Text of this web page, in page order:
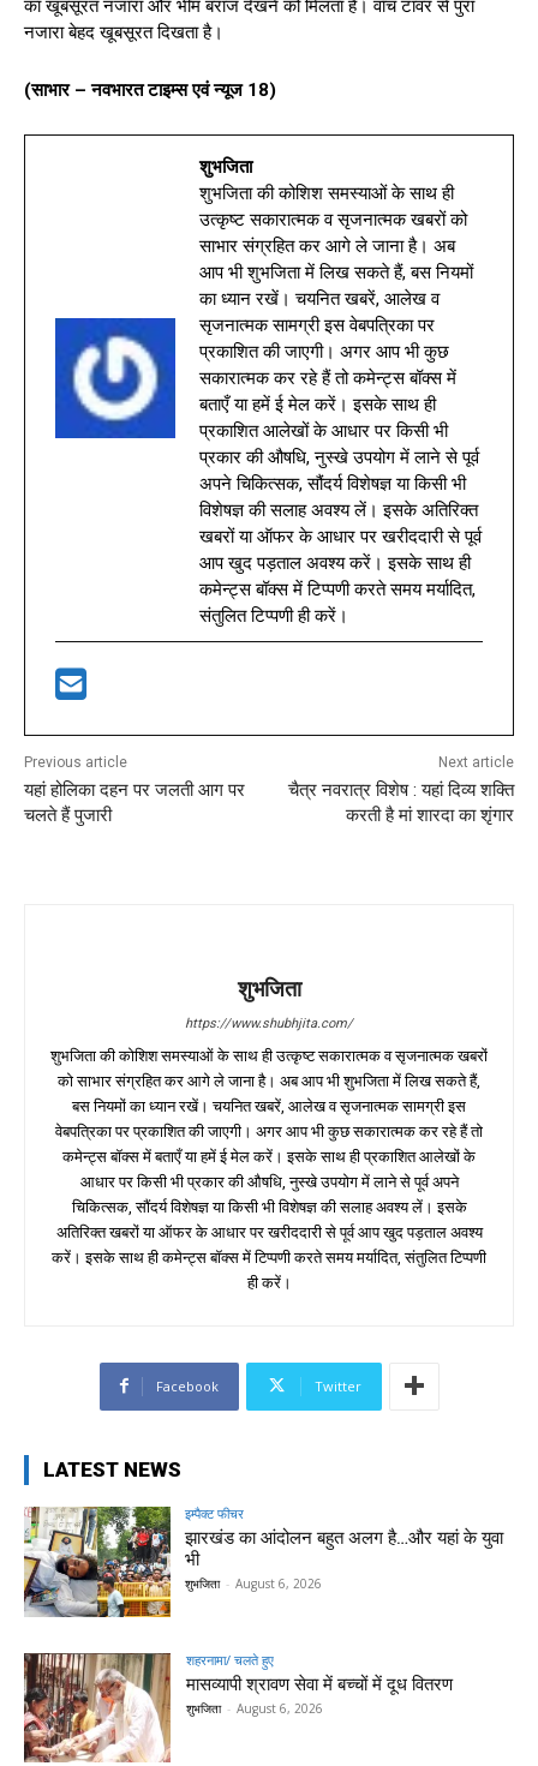
का खूबसूरत नजारा और भीम बराज देखने को मिलता है। वॉच टावर से पुरा
नजारा बेहद खूबसूरत दिखता है।
(साभार – नवभारत टाइम्स एवं न्यूज 18)
शुभजिता
शुभजिता की कोशिश समस्याओं के साथ ही
उत्कृष्ट सकारात्मक व सृजनात्मक खबरों को
साभार संग्रहित कर आगे ले जाना है। अब
आप भी शुभजिता में लिख सकते हैं, बस नियमों
का ध्यान रखें। चयनित खबरें, आलेख व
सृजनात्मक सामग्री इस वेबपत्रिका पर
प्रकाशित की जाएगी। अगर आप भी कुछ
सकारात्मक कर रहे हैं तो कमेन्ट्स बॉक्स में
बताएँ या हमें ई मेल करें। इसके साथ ही
प्रकाशित आलेखों के आधार पर किसी भी
प्रकार की औषधि, नुस्खे उपयोग में लाने से पूर्व
अपने चिकित्सक, सौंदर्य विशेषज्ञ या किसी भी
विशेषज्ञ की सलाह अवश्य लें। इसके अतिरिक्त
खबरों या ऑफर के आधार पर खरीददारी से पूर्व
आप खुद पड़ताल अवश्य करें। इसके साथ ही
कमेन्ट्स बॉक्स में टिप्पणी करते समय मर्यादित,
संतुलित टिप्पणी ही करें।
Previous article
यहां होलिका दहन पर जलती आग पर
चलते हैं पुजारी
Next article
चैत्र नवरात्र विशेष : यहां दिव्य शक्ति
करती है मां शारदा का शृंगार
शुभजिता
https://www.shubhjita.com/
शुभजिता की कोशिश समस्याओं के साथ ही उत्कृष्ट सकारात्मक व सृजनात्मक खबरों
को साभार संग्रहित कर आगे ले जाना है। अब आप भी शुभजिता में लिख सकते हैं,
बस नियमों का ध्यान रखें। चयनित खबरें, आलेख व सृजनात्मक सामग्री इस
वेबपत्रिका पर प्रकाशित की जाएगी। अगर आप भी कुछ सकारात्मक कर रहे हैं तो
कमेन्ट्स बॉक्स में बताएँ या हमें ई मेल करें। इसके साथ ही प्रकाशित आलेखों के
आधार पर किसी भी प्रकार की औषधि, नुस्खे उपयोग में लाने से पूर्व अपने
चिकित्सक, सौंदर्य विशेषज्ञ या किसी भी विशेषज्ञ की सलाह अवश्य लें। इसके
अतिरिक्त खबरों या ऑफर के आधार पर खरीददारी से पूर्व आप खुद पड़ताल अवश्य
करें। इसके साथ ही कमेन्ट्स बॉक्स में टिप्पणी करते समय मर्यादित, संतुलित टिप्पणी
ही करें।
Facebook Twitter
LATEST NEWS
इम्पैक्ट फीचर
झारखंड का आंदोलन बहुत अलग है…और यहां के युवा
भी
शुभजिता - August 6, 2026
शहरनामा/ चलते हुए
मासव्यापी श्रावण सेवा में बच्चों में दूध वितरण
शुभजिता - August 6, 2026